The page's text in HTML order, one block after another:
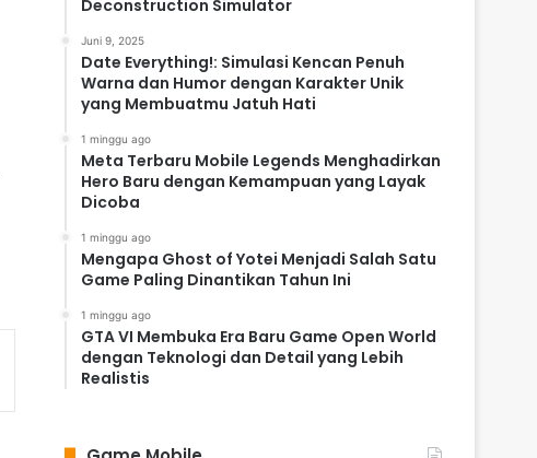
Deconstruction Simulator
Juni 9, 2025
Date Everything!: Simulasi Kencan Penuh
Warna dan Humor dengan Karakter Unik
yang Membuatmu Jatuh Hati
1 minggu ago
Meta Terbaru Mobile Legends Menghadirkan
Hero Baru dengan Kemampuan yang Layak
Dicoba
1 minggu ago
Mengapa Ghost of Yotei Menjadi Salah Satu
Game Paling Dinantikan Tahun Ini
1 minggu ago
GTA VI Membuka Era Baru Game Open World
dengan Teknologi dan Detail yang Lebih
Realistis